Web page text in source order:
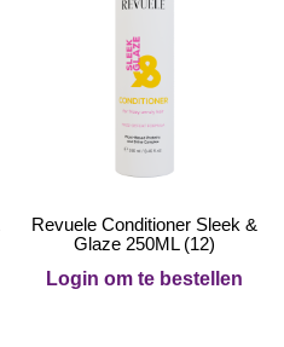
Revuele Conditioner Sleek &
Glaze 250ML (12)
Login om te bestellen